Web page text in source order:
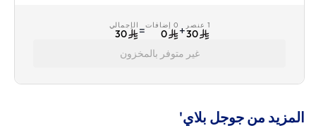
1 عنصر
30
+ 0 إضافات
0
= الإجمالي
30
غير متوفر بالمخزون
المزيد من جوجل بلاي'